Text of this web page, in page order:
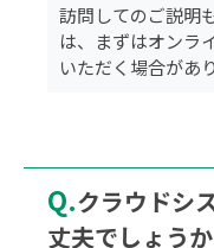
訪問してのご説明
は、まずはオンラ
いただく場合があ
Q.クラウドシ
丈夫でしょう